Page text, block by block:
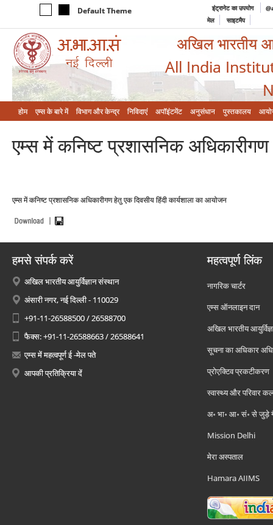
Default Theme इंट्रानेट का उपयोग
मेल
साइटमैप
अखिल भारतीय
All India
होम एम्‍स के बारे में विभाग और केन्‍द्र निविदाएं अपॉइंटमेंट अनुसंधान पुस्तकालय
एम्स में कनिष्ट प्रशासनिक
एम्स में कनिष्ट प्रशासनिक अधिकारीगण हेतु एक दिवसीय हिंदी कार्यशाला का आयोजन
हमसे संपर्क करें
अखिल भारतीय आयुर्विज्ञान संस्थान
अंसारी नगर, नई दिल्ली - 110029
+91-11-26588500 / 26588700
फैक्स: +91-11-26588663 / 26588641
एम्स में महत्वपूर्ण ई -मेल पते
आपकी प्रतिक्रिया दें
महत्वपूर्ण लिंक
नागरिक चार्टर
एम्स ऑनलाइन दान
अखिल भारतीय
सूचना का अधिकार
प्रोएक्टिव प्रकटीकरण
स्वास्थ्य और परिवार
अ॰ भा॰ आ॰ सं॰ से जुड़े
Mission Delhi
मेरा अस्पताल
Hamara AIIMS